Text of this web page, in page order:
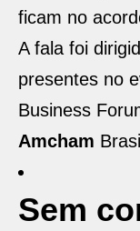
ficam no
A fala foi
presentes no
Business
Amcham
Sem